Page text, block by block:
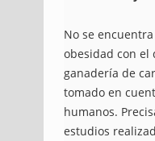
No se
obesidad con el
ganadería de
tomado en
humanos.
estudios